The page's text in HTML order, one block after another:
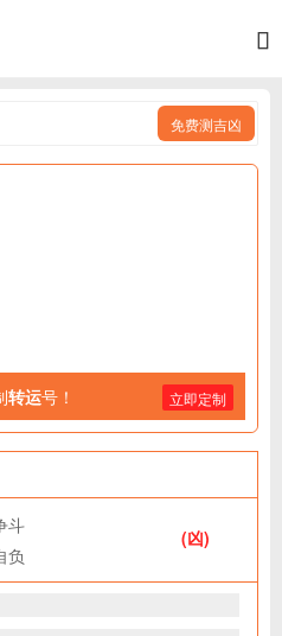
免费测吉凶
转运号！ 立即定制
斗
负
(凶)